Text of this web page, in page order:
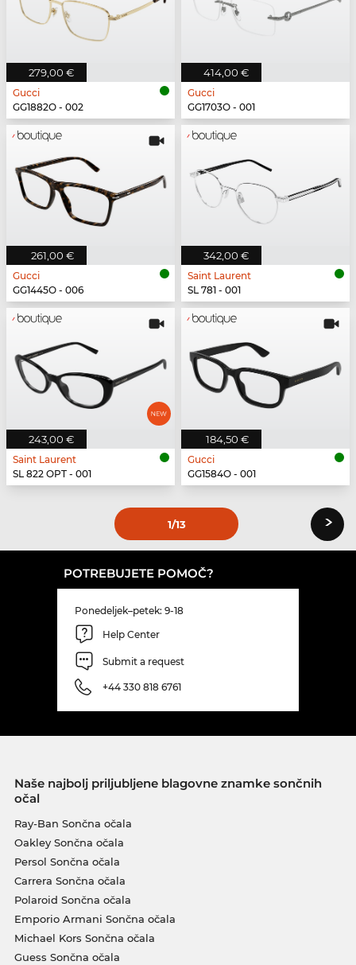
279,00 €
Gucci
GG1882O - 002
414,00 €
Gucci
GG1703O - 001
261,00 €
Gucci
GG1445O - 006
342,00 €
Saint Laurent
SL 781 - 001
243,00 €
Saint Laurent
SL 822 OPT - 001
184,50 €
Gucci
GG1584O - 001
1/13 ›
POTREBUJETE POMOČ?
Ponedeljek–petek: 9-18
Help Center
Submit a request
+44 330 818 6761
Naše najbolj priljubljene blagovne znamke sončnih
očal
Ray-Ban Sončna očala
Oakley Sončna očala
Persol Sončna očala
Carrera Sončna očala
Polaroid Sončna očala
Emporio Armani Sončna očala
Michael Kors Sončna očala
Guess Sončna očala